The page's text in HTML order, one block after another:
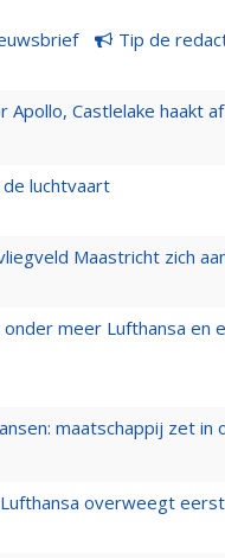
Tip de
Castlelake haakt af
luchtvaart
Maastricht zich
meer Lufthansa en
maatschappij zet in
overweegt